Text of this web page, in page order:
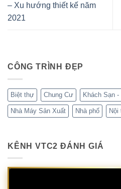
– Xu hướng thiết kế năm
2021
CÔNG TRÌNH ĐẸP
Biệt thự Chung Cư Khách Sạn -
Nhà Máy Sản Xuất Nhà phố Nội
KÊNH VTC2 ĐÁNH GIÁ
Trình